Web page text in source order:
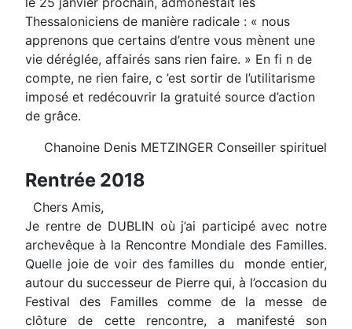
Thessaloniciens de manière radicale : « nous
apprenons que certains d’entre vous mènent une
vie déréglée, affairés sans rien faire. » En fi n de
compte, ne rien faire, c ’est sortir de l’utilitarisme
imposé et redécouvrir la gratuité source d’action
de grâce.
Chanoine Denis METZINGER Conseiller spirituel
Rentrée 2018
Chers Amis,
Je rentre de DUBLIN où j’ai participé avec notre
archevêque à la Rencontre Mondiale des Familles.
Quelle joie de voir des familles du monde entier,
autour du successeur de Pierre qui, à l’occasion du
Festival des Familles comme de la messe de
clôture de cette rencontre, a manifesté son